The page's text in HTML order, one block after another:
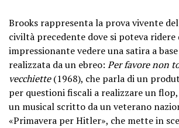
Brooks rappresenta la prova vivente
civiltà precedente dove si poteva
impressionante vedere una satira a
realizzata da un ebreo: Per favore non
vecchiette(1968), che parla di un
per questioni fiscali a realizzare un
un musical scritto da un veterano
«Primavera per Hitler», che mette in